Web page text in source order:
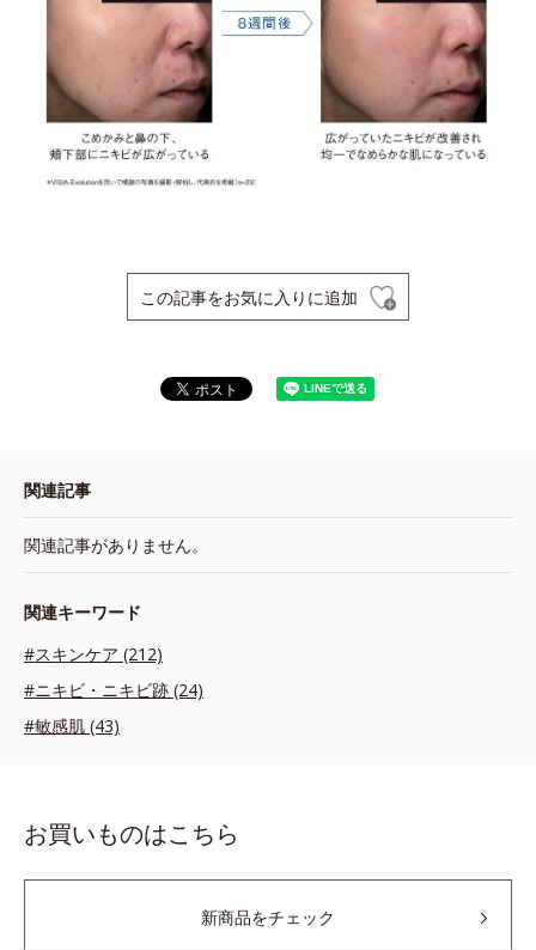
この記事をお気に入りに追加
関連記事
関連記事がありません。
関連キーワード
#スキンケア (212)
#ニキビ・ニキビ跡 (24)
#敏感肌 (43)
お買いものはこちら
新商品をチェック